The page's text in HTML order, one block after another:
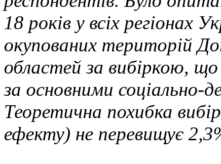
18 років у всіх регіонах
окупованих територій
областей за вибіркою, що
за основними соціально-
Теоретична похибка
ефекту) не перевищує